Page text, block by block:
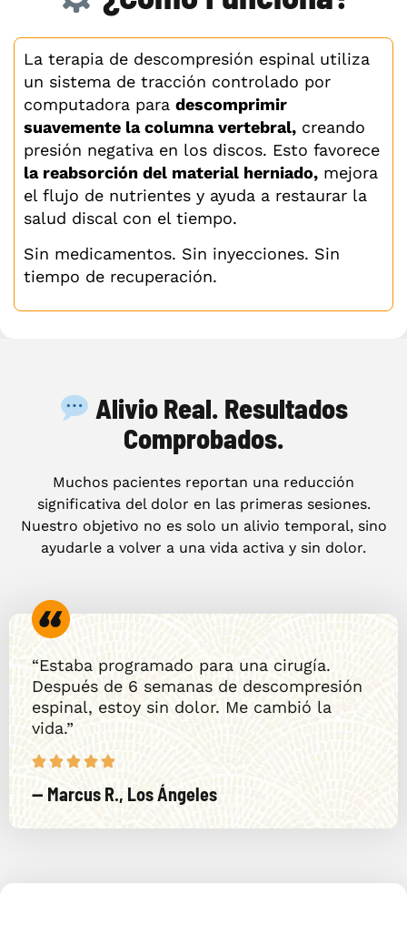
La terapia de descompresión espinal utiliza
un sistema de tracción controlado por
computadora para descomprimir
suavemente la columna vertebral, creando
presión negativa en los discos. Esto favorece
la reabsorción del material herniado, mejora
el flujo de nutrientes y ayuda a restaurar la
salud discal con el tiempo.
Sin medicamentos. Sin inyecciones. Sin
tiempo de recuperación.
Alivio Real. Resultados
Comprobados.
Muchos pacientes reportan una reducción
significativa del dolor en las primeras sesiones.
Nuestro objetivo no es solo un alivio temporal, sino
ayudarle a volver a una vida activa y sin dolor.
“Estaba programado para una cirugía.
Después de 6 semanas de descompresión
espinal, estoy sin dolor. Me cambió la
vida.”
— Marcus R., Los Ángeles